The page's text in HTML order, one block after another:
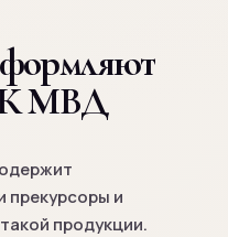
МВД
прекурсоры и
такой продукции.